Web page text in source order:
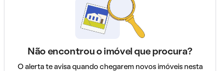
Não encontrou o imóvel que procura?
O alerta te avisa quando chegarem novos imóveis nesta